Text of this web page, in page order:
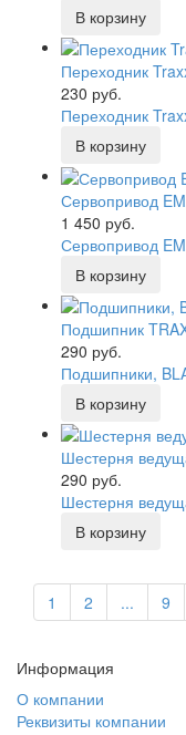
Переходник
230 руб.
Переходник
Сервопривод
1 450 руб.
Сервопривод
Подшипник
290 руб.
Подшипники,
Шестерня
290 руб.
Шестерня
1 2 ... 9
Информация
О компании
Реквизиты компании